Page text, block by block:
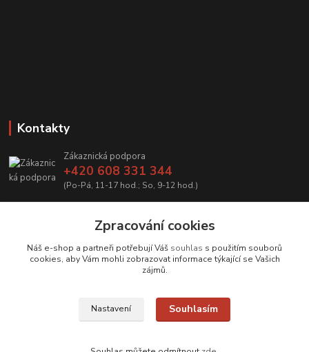
Kontakty
Zákaznická podpora
+420 608 331 344
(Po-Pá, 11-17 hod.; So, 9-12 hod.)
Upravit sběr cookies.
© Antikvariát a galerie Bastion
Zpracování cookies
Náš e-shop a partneři potřebují Váš souhlas s použitím souborů
cookies, aby Vám mohli zobrazovat informace týkající se Vašich
zájmů.
Nastavení Souhlasím